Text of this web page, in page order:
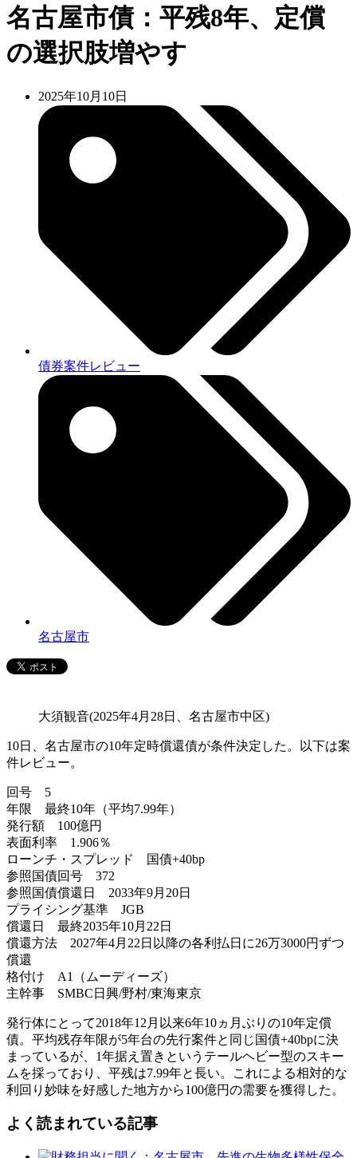
名古屋市債：平残8年、定償
の選択肢増やす
2025年10月10日
債券案件レビュー
名古屋市
大須観音(2025年4月28日、名古屋市中区)
10日、名古屋市の10年定時償還債が条件決定した。以下は案
件レビュー。
回号 5
年限 最終10年（平均7.99年）
発行額 100億円
表面利率 1.906％
ローンチ・スプレッド 国債+40bp
参照国債回号 372
参照国債償還日 2033年9月20日
プライシング基準 JGB
償還日 最終2035年10月22日
償還方法 2027年4月22日以降の各利払日に26万3000円ずつ
償還
格付け A1（ムーディーズ）
主幹事 SMBC日興/野村/東海東京
発行体にとって2018年12月以来6年10ヵ月ぶりの10年定償
債。平均残存年限が5年台の先行案件と同じ国債+40bpに決
まっているが、1年据え置きというテールヘビー型のスキー
ムを採っており、平残は7.99年と長い。これによる相対的な
利回り妙味を好感した地方から100億円の需要を獲得した。
よく読まれている記事